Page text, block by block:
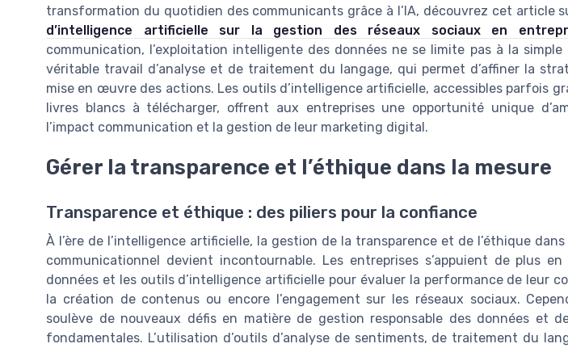
transformation du quotidien des communicants grâce à l’IA, découvrez cet article
d’intelligence artificielle sur la gestion des réseaux sociaux en
communication, l’exploitation intelligente des données ne se limite pas à la simple
véritable travail d’analyse et de traitement du langage, qui permet d’affiner la
mise en œuvre des actions. Les outils d’intelligence artificielle, accessibles parfois
livres blancs à télécharger, offrent aux entreprises une opportunité unique
l’impact communication et la gestion de leur marketing digital.
Gérer la transparence et l’éthique dans la mesure
Transparence et éthique : des piliers pour la confiance
À l’ère de l’intelligence artificielle, la gestion de la transparence et de l’éthique dans
communicationnel devient incontournable. Les entreprises s’appuient de plus en
données et les outils d’intelligence artificielle pour évaluer la performance de leur
la création de contenus ou encore l’engagement sur les réseaux sociaux.
soulève de nouveaux défis en matière de gestion responsable des données et
fondamentales. L’utilisation d’outils d’analyse de sentiments, de traitement du